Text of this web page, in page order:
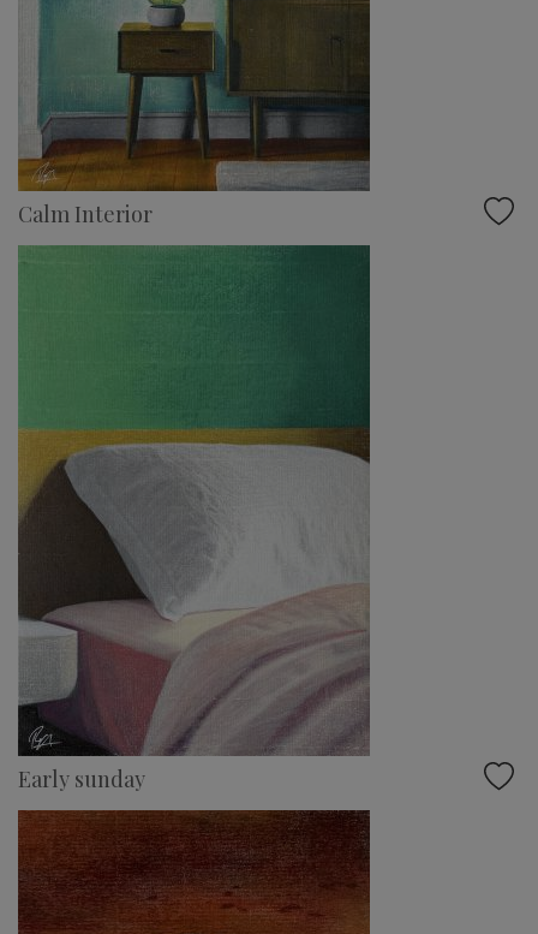
Calm Interior
Early sunday